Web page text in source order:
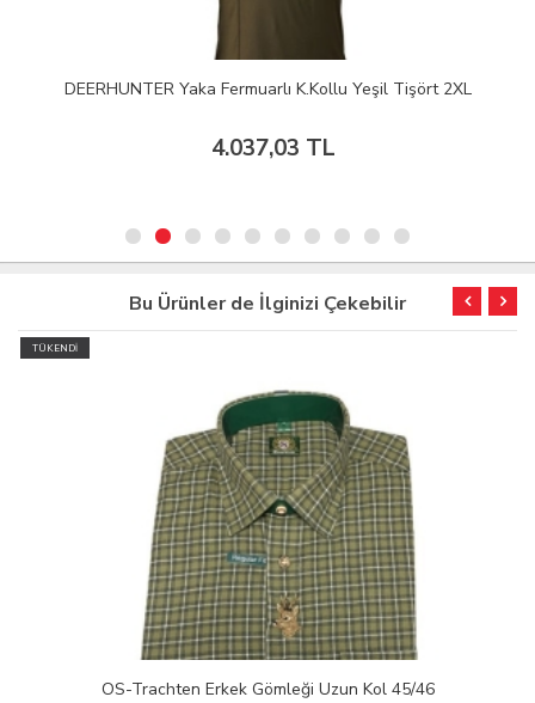
DEERHUNTER Yaka Fermuarlı K.Kollu Yeşil Tişört 2XL
4.037,03 TL
Bu Ürünler de İlginizi Çekebilir
TÜKENDİ
OS-Trachten Erkek Gömleği Uzun Kol 45/46